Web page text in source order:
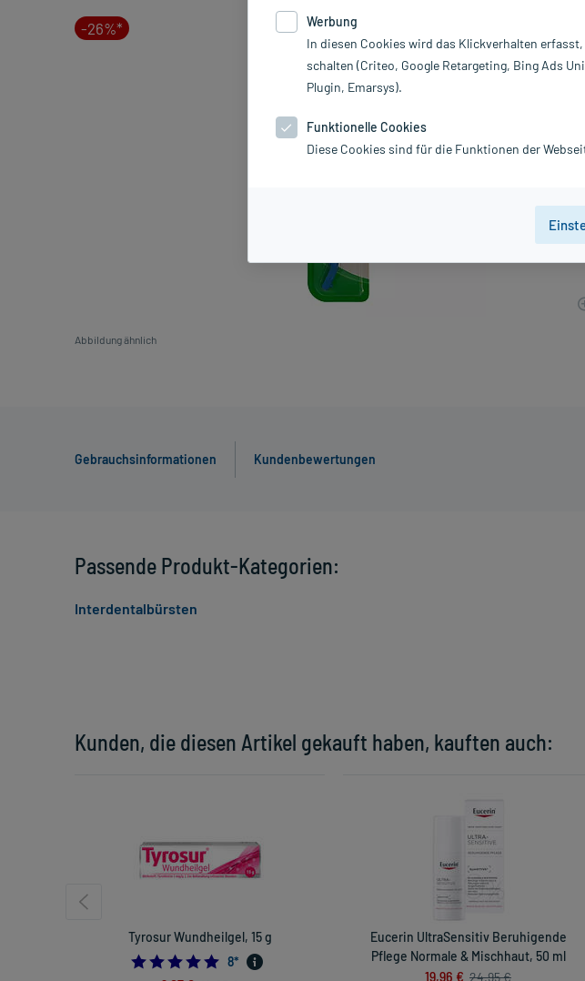
-26%*
Abbildung ähnlich
Gebrauchsinformationen Kundenbewertungen
Kunden, die diesen Artikel gekauft haben, kauften auch:
Tyrosur Wundheilgel, 15 g
5.0
8*
Eucerin UltraSensitiv Beruhigende
Pflege Normale & Mischhaut, 50 ml
19,96 € 24,95 €
Passende Produkt-Kategorien:
Interdentalbürsten
Werbung
In diesen Cookies wird das Klickverhalten
schalten (Criteo, Google Retargeting, Bing Ads
Plugin, Emarsys).
Funktionelle Cookies
Diese Cookies sind für die Funktionen der